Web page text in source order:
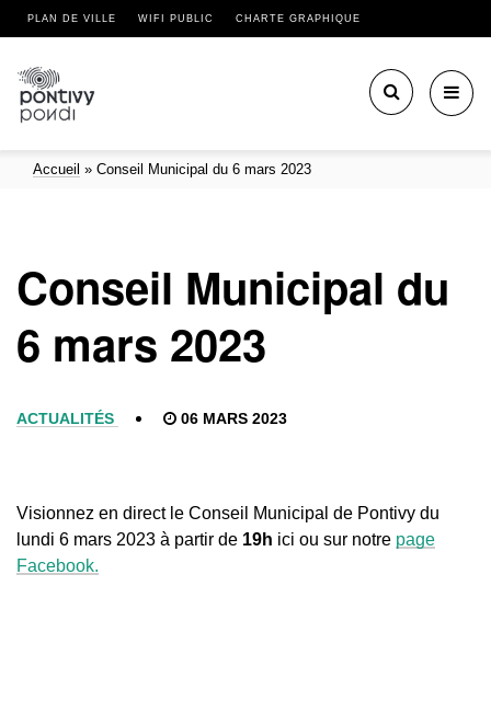
PLAN DE VILLE WIFI PUBLIC CHARTE GRAPHIQUE
Accueil » Conseil Municipal du 6 mars 2023
Conseil Municipal du
6 mars 2023
ACTUALITÉS 06 MARS 2023
Visionnez en direct le Conseil Municipal de Pontivy du
lundi 6 mars 2023 à partir de 19h ici ou sur notre page
Facebook.